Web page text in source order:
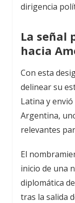
dirigencia
La señal
hacia
Con esta
delinear su
Latina y
Argentina,
relevantes
El
inicio de una
diplomática
tras la salida